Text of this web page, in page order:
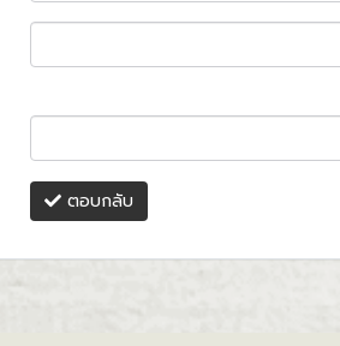
ตอบกลับ